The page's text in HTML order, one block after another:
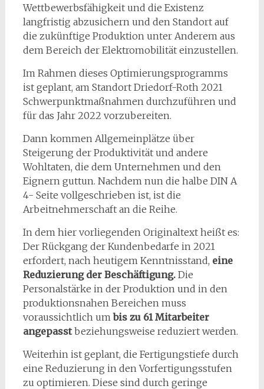
Wettbewerbsfähigkeit und die Existenz
langfristig abzusichern und den Standort auf
die zukünftige Produktion unter Anderem aus
dem Bereich der Elektromobilität einzustellen.
Im Rahmen dieses Optimierungsprogramms
ist geplant, am Standort Driedorf-Roth 2021
Schwerpunktmaßnahmen durchzuführen und
für das Jahr 2022 vorzubereiten.
Dann kommen Allgemeinplätze über
Steigerung der Produktivität und andere
Wohltaten, die dem Unternehmen und den
Eignern guttun. Nachdem nun die halbe DIN A
4- Seite vollgeschrieben ist, ist die
Arbeitnehmerschaft an die Reihe.
In dem hier vorliegenden Originaltext heißt es:
Der Rückgang der Kundenbedarfe in 2021
erfordert, nach heutigem Kenntnisstand, eine
Reduzierung der Beschäftigung. Die
Personalstärke in der Produktion und in den
produktionsnahen Bereichen muss
voraussichtlich umbis zu 61 Mitarbeiter
angepasstbeziehungsweise reduziert werden.
Weiterhin ist geplant, die Fertigungstiefe durch
eine Reduzierung in den Vorfertigungsstufen
zu optimieren. Diese sind durch geringe